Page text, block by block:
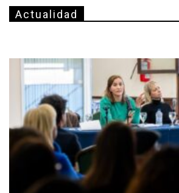
Actualidad